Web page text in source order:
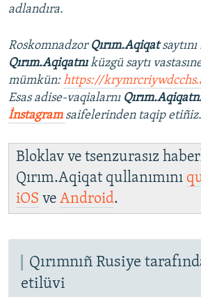
adlandıra.
Roskomnadzor Qırım.Aqiqat
Qırım.Aqiqatnıküzgü saytı
mümkün:https://
Esas adise-vaqialarnı
İnstagram saifelerinden taqip etiñiz.
Bloklav ve tsenzurasız
Qırım.Aqiqat qullanımını
iOS ve Android.
Qırımnıñ Rusiye
etilüvi